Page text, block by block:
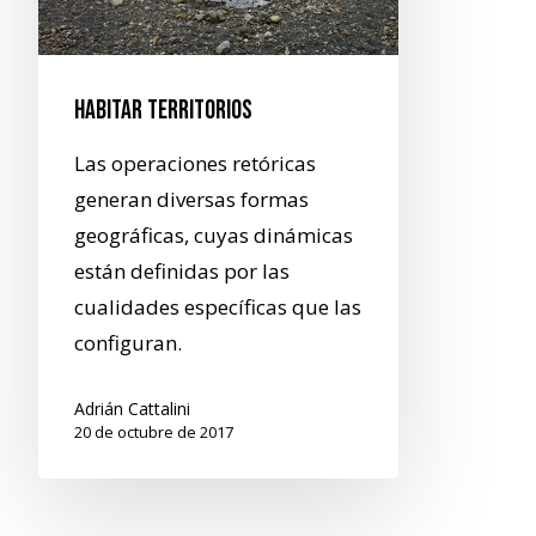
Habitar territorios
Las operaciones retóricas
generan diversas formas
geográficas, cuyas dinámicas
están definidas por las
cualidades específicas que las
configuran.
Adrián Cattalini
20 de octubre de 2017